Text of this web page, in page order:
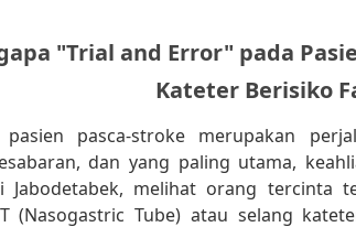
"Trial and Error" pada
Kateter Berisiko
pasien pasca-stroke merupakan
dan yang paling utama,
Jabodetabek, melihat orang tercinta
(Nasogastric Tube) atau selang